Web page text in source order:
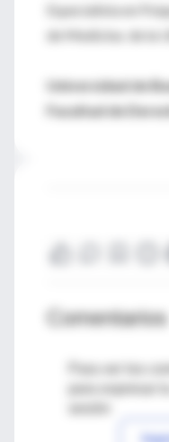
Especialista en
de Medicina de la
Universidad de
Facultad de
Comentarios
Para ver los